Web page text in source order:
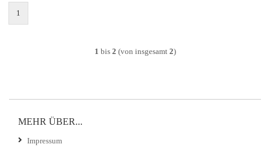
1
1 bis 2 (von insgesamt 2)
MEHR ÜBER...
Impressum